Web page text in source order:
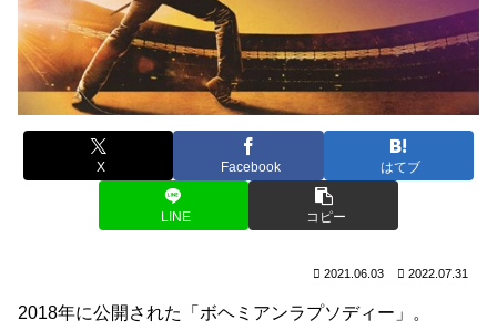
X Facebook はてブ
LINE コピー
2021.06.03 2022.07.31
2018年に公開された「ボヘミアンラプソディー」。